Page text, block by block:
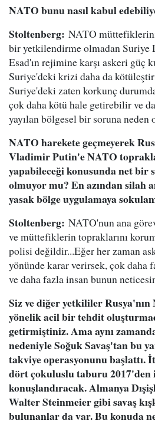
NATO bunu nasıl kabul
Stoltenberg: NATO
bir yetkilendirme olmadan Suriye
Esad'ın rejimine karşı askeri güç
Suriye'deki krizi daha da
Suriye'deki zaten korkunç
çok daha kötü hale getirebilir ve
yayılan bölgesel bir soruna neden
NATO harekete geçmeyerek
Vladimir Putin'e NATO
yapabileceği konusunda net bir
olmuyor mu? En azından silah
yasak bölge uygulamaya
Stoltenberg: NATO'nun ana
ve müttefiklerin topraklarını
polisi değildir...Eğer her zaman
yönünde karar verirsek, çok daha
ve daha fazla insan bunun
Siz ve diğer yetkililer
yönelik acil bir tehdit
getirmiştiniz. Ama aynı
nedeniyle Soğuk Savaş'tan bu
takviye operasyonunu başlattı.
dört çokuluslu taburu
konuşlandıracak. Almanya
Walter Steinmeier gibi savaş
bulunanlar da var. Bu konuda